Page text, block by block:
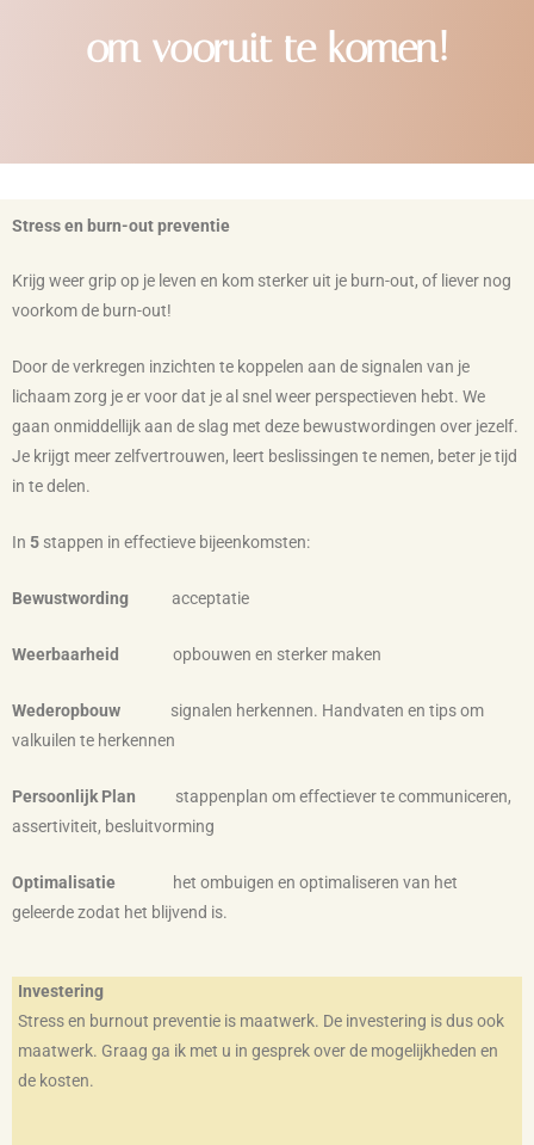
om vooruit te komen!
Stress en burn-out preventie
Krijg weer grip op je leven en kom sterker uit je burn-out, of liever nog
voorkom de burn-out!
Door de verkregen inzichten te koppelen aan de signalen van je
lichaam zorg je er voor dat je al snel weer perspectieven hebt. We
gaan onmiddellijk aan de slag met deze bewustwordingen over jezelf.
Je krijgt meer zelfvertrouwen, leert beslissingen te nemen, beter je tijd
in te delen.
In 5 stappen in effectieve bijeenkomsten:
Bewustwording acceptatie
Weerbaarheid opbouwen en sterker maken
Wederopbouw signalen herkennen. Handvaten en tips om
valkuilen te herkennen
Persoonlijk Plan stappenplan om effectiever te communiceren,
assertiviteit, besluitvorming
Optimalisatie het ombuigen en optimaliseren van het
geleerde zodat het blijvend is.
Investering
Stress en burnout preventie is maatwerk. De investering is dus ook
maatwerk. Graag ga ik met u in gesprek over de mogelijkheden en
de kosten.